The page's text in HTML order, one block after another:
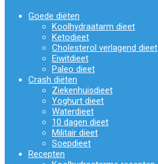
Goede diëten
Koolhydraatarm dieet
Ketodieet
Cholesterol verlagend dieet
Eiwitdieet
Paleo dieet
Crash diëten
Ziekenhuisdieet
Yoghurt dieet
Waterdieet
10 dagen dieet
Militair dieet
Soepdieet
Recepten